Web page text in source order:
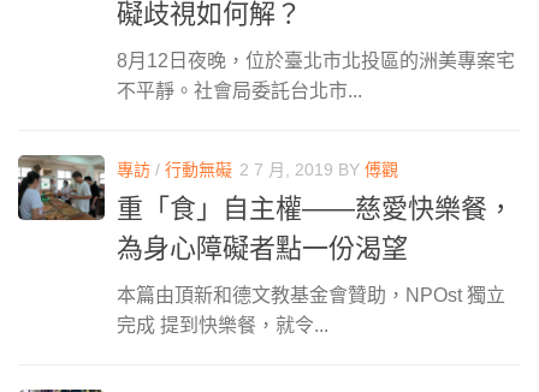
礙歧視如何解？
8月12日夜晚，位於臺北市北投區的洲美專案宅
不平靜。社會局委託台北市...
專訪 / 行動無礙 2 7 月, 2019 BY 傅觀
重「食」自主權——慈愛快樂餐，
為身心障礙者點一份渴望
本篇由頂新和德文教基金會贊助，NPOst 獨立
完成 提到快樂餐，就令...